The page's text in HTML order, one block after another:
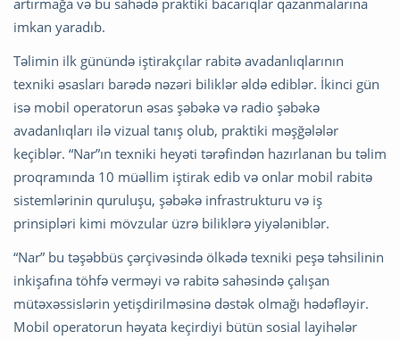
artırmağa və bu sahədə praktiki bacarıqlar qazanmalarına
imkan yaradıb.
Təlimin ilk günündə iştirakçılar rabitə avadanlıqlarının
texniki əsasları barədə nəzəri biliklər əldə ediblər. İkinci gün
isə mobil operatorun əsas şəbəkə və radio şəbəkə
avadanlıqları ilə vizual tanış olub, praktiki məşğələlər
keçiblər. “Nar”ın texniki heyəti tərəfindən hazırlanan bu təlim
proqramında 10 müəllim iştirak edib və onlar mobil rabitə
sistemlərinin quruluşu, şəbəkə infrastrukturu və iş
prinsipləri kimi mövzular üzrə biliklərə yiyələniblər.
“Nar” bu təşəbbüs çərçivəsində ölkədə texniki peşə təhsilinin
inkişafına töhfə verməyi və rabitə sahəsində çalışan
mütəxəssislərin yetişdirilməsinə dəstək olmağı hədəfləyir.
Mobil operatorun həyata keçirdiyi bütün sosial layihələr